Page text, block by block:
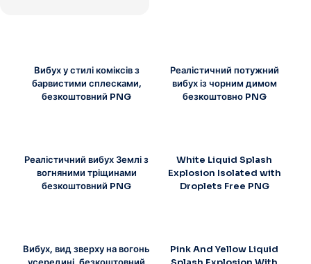
Вибух у стилі коміксів з
барвистими сплесками,
безкоштовний PNG
Реалістичний потужний
вибух із чорним димом
безкоштовно PNG
Реалістичний вибух Землі з
вогняними тріщинами
безкоштовний PNG
White Liquid Splash
Explosion Isolated with
Droplets Free PNG
Вибух, вид зверху на вогонь
Pink And Yellow Liquid